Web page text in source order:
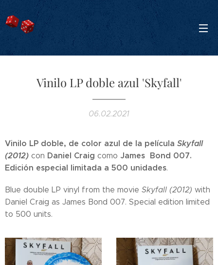
Vinilo LP doble azul 'Skyfall'
06.02.2021
Vinilo LP doble, de color azul de la película Skyfall
(2012) con Daniel Craig como James Bond 007.
Edición especial limitada a 500 unidades.
Blue double LP vinyl from the movie Skyfall (2012) with
Daniel Craig as James Bond 007. Special edition limited
to 500 units.